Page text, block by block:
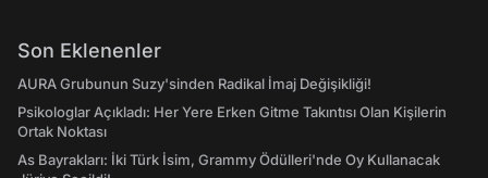
Son Eklenenler
AURA Grubunun Suzy'sinden Radikal İmaj Değişikliği!
Psikologlar Açıkladı: Her Yere Erken Gitme Takıntısı Olan Kişilerin
Ortak Noktası
As Bayrakları: İki Türk İsim, Grammy Ödülleri'nde Oy Kullanacak